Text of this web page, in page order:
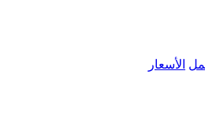
الأسعار